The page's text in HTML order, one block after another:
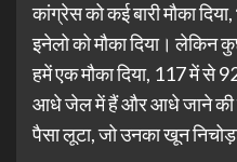
कांग्रेस को कई बारी मौका
इनेलो को मौका दिया। लेकिन
हमें एक मौका दिया, 117 में से
आधे जेल में हैं और आधे जाने की
पैसा लूटा, जो उनका खून